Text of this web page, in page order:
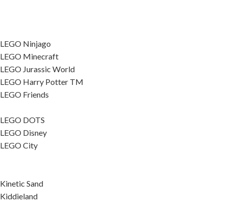
LEGO Ninjago
LEGO Minecraft
LEGO Jurassic World
LEGO Harry Potter TM
LEGO Friends
LEGO DOTS
LEGO Disney
LEGO City
Kinetic Sand
Kiddieland